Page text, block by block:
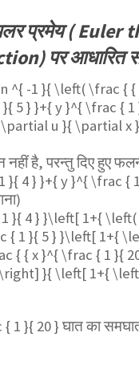
प्रमेय ( Euler
पर आधारित
^{ -1 }{ \left( \frac {
}{ 5 } }+{ y }^{ \frac {
u }{ \partial x
है, परन्तु दिए हुए
4 } }+{ y }^{ \frac {
}{ 4 } }\left[ 1+{
{ 1 }{ 5 } }\left[ 1+{
{ { x }^{ \frac { 1 }{
}{ \left[ 1+{
1 }{ 20 }घात का